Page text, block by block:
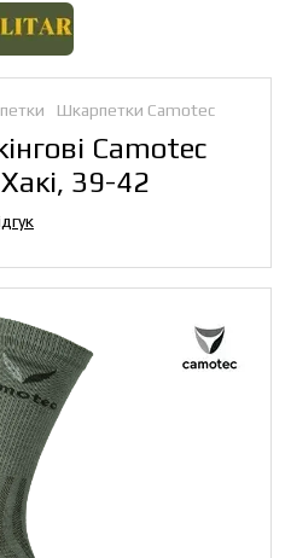
Шкарпетки Camotec
Camotec
39-42